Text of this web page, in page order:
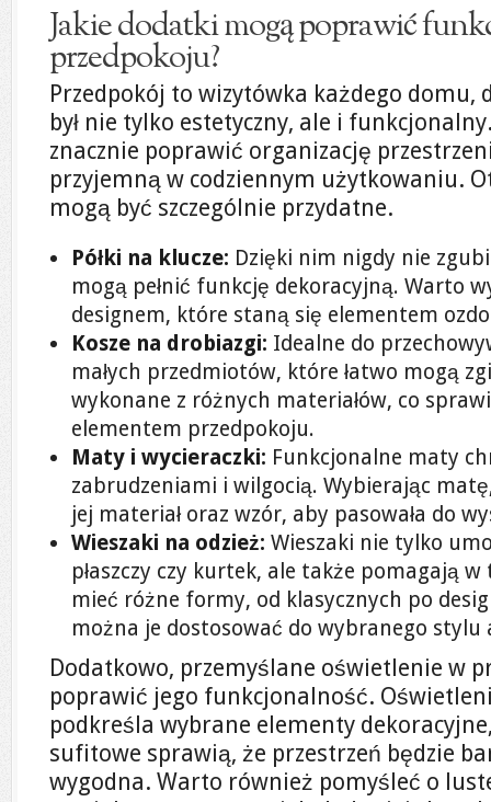
Jakie dodatki mogą poprawić
przedpokoju?
Przedpokój to wizytówka każdego domu,
był nie tylko estetyczny, ale i
znacznie poprawić organizację
przyjemną w codziennym użytkowaniu.
mogą być szczególnie przydatne.
Półki na klucze: Dzięki nim nigdy nie
mogą pełnić funkcję dekoracyjną. Warto
designem, które staną się elementem
Kosze na drobiazgi: Idealne do
małych przedmiotów, które łatwo mogą
wykonane z różnych materiałów, co
elementem przedpokoju.
Maty i wycieraczki: Funkcjonalne maty
zabrudzeniami i wilgocią. Wybierając
jej materiał oraz wzór, aby pasowała do
Wieszaki na odzież: Wieszaki nie tylko
płaszczy czy kurtek, ale także pomagają
mieć różne formy, od klasycznych po
można je dostosować do wybranego stylu
Dodatkowo, przemyślane oświetlenie w
poprawić jego funkcjonalność.
podkreśla wybrane elementy
sufitowe sprawią, że przestrzeń będzie
wygodna. Warto również pomyśleć o